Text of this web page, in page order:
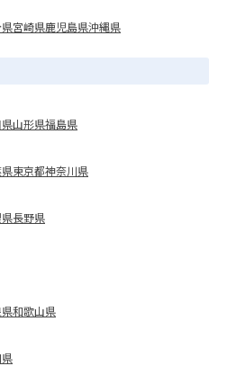
宮崎県鹿児島県沖縄県
山形県福島県
東京都神奈川県
長野県
和歌山県